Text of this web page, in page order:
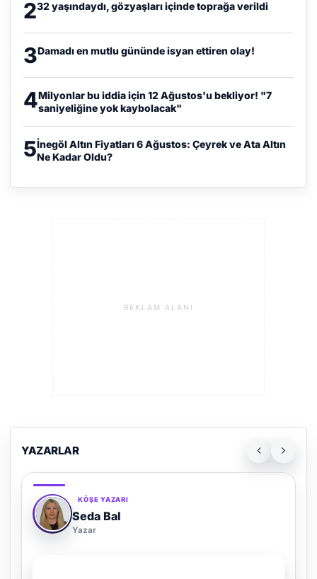
232 yaşındaydı, gözyaşları içinde toprağa verildi
3Damadı en mutlu gününde isyan ettiren olay!
4Milyonlar bu iddia için 12 Ağustos'u bekliyor! "7
saniyeliğine yok kaybolacak"
5İnegöl Altın Fiyatları 6 Ağustos: Çeyrek ve Ata Altın
Ne Kadar Oldu?
REKLAM ALANI
YAZARLAR
KÖŞE YAZARI
Adem Demir
Yazar